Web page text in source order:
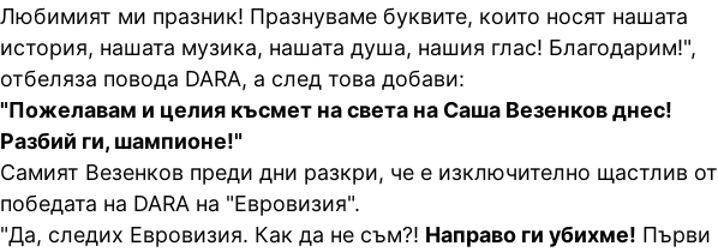
Любимият ми празник! Празнуваме буквите, които носят нашата
история, нашата музика, нашата душа, нашия глас! Благодарим!",
отбеляза повода DARA, а след това добави:
"Пожелавам и целия късмет на света на Саша Везенков днес!
Разбий ги, шампионе!"
Самият Везенков преди дни разкри, че е изключително щастлив от
победата на DARA на "Евровизия".
"Да, следих Евровизия. Как да не съм?! Направо ги убихме! Първи